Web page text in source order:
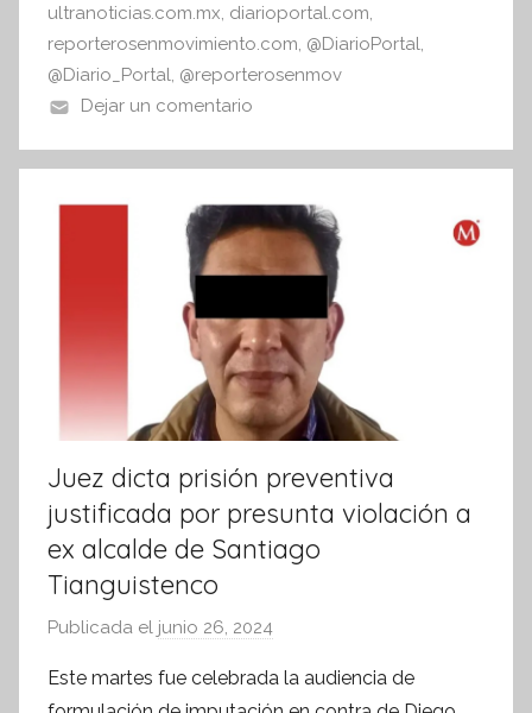
m
a
t
a
ultranoticias.com.mx, diarioportal.com,
reporterosenmovimiento.com, @DiarioPortal,
@Diario_Portal, @reporterosenmov
Dejar un comentario
Juez dicta prisión preventiva
justificada por presunta violación a
ex alcalde de Santiago
Tianguistenco
Publicada el junio 26, 2024
r
Este martes fue celebrada la audiencia de